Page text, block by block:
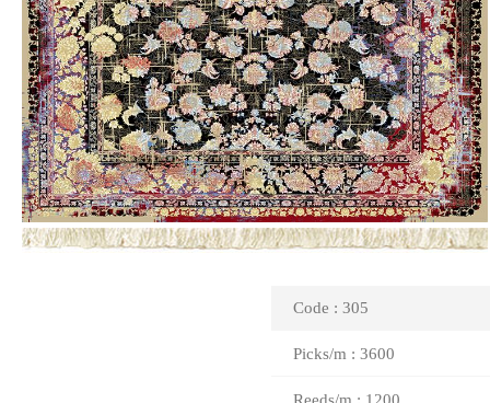
Code : 305
Picks/m : 3600
Reeds/m : 1200